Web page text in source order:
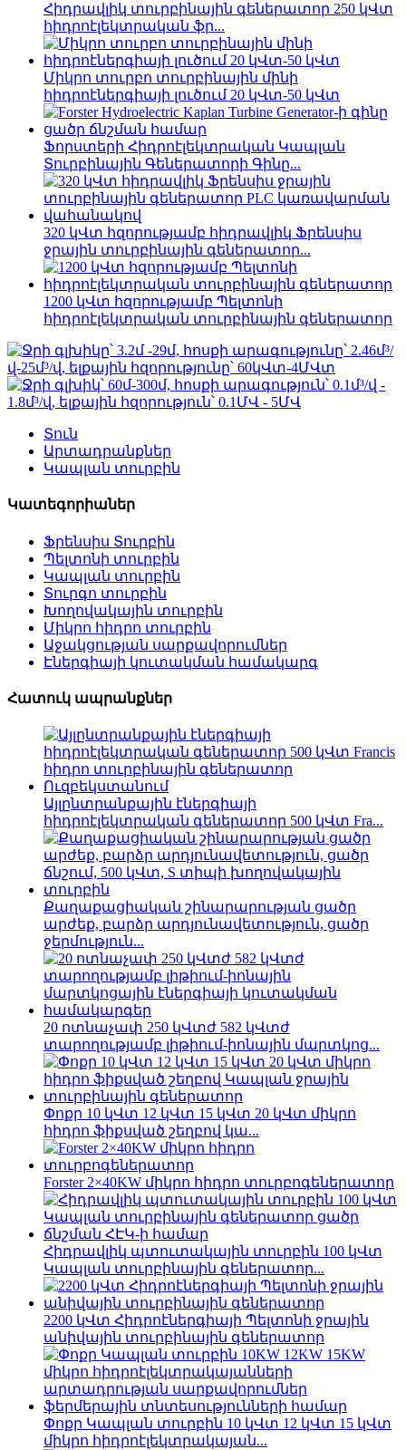
Հիդրավլիկ տուրբինային գեներատոր 250 կՎտ
հիդրոէլեկտրական ֆր...
Միկրո տուրբո տուրբինային մինի
հիդրոէներգիայի լուծում 20 կՎտ-50 կՎտ
Ֆորստերի Հիդրոէլեկտրական Կապլան
Տուրբինային Գեներատորի Գինը...
320 կՎտ հզորությամբ հիդրավլիկ Ֆրենսիս
ջրային տուրբինային գեներատոր...
1200 կՎտ հզորությամբ Պելտոնի
հիդրոէլեկտրական տուրբինային գեներատոր
Տուն
Արտադրանքներ
Կապլան տուրբին
Կատեգորիաներ
Ֆրենսիս Տուրբին
Պելտոնի տուրբին
Կապլան տուրբին
Տուրգո տուրբին
Խողովակային տուրբին
Միկրո հիդրո տուրբին
Աջակցության սարքավորումներ
Էներգիայի կուտակման համակարգ
Հատուկ ապրանքներ
Այլընտրանքային էներգիայի
հիդրոէլեկտրական գեներատոր 500 կՎտ Fra...
Քաղաքացիական շինարարության ցածր
արժեք, բարձր արդյունավետություն, ցածր
ջերմություն...
20 ոտնաչափ 250 կՎտժ 582 կՎտժ
տարողությամբ լիթիում-իոնային մարտկոց...
Փոքր 10 կՎտ 12 կՎտ 15 կՎտ 20 կՎտ միկրո
հիդրո ֆիքսված շեղբով կա...
Forster 2×40KW միկրո հիդրո տուրբոգեներատոր
Հիդրավլիկ պտուտակային տուրբին 100 կՎտ
Կապլան տուրբինային գեներատոր...
2200 կՎտ Հիդրոէներգիայի Պելտոնի ջրային
անիվային տուրբինային գեներատոր
Փոքր Կապլան տուրբին 10 կՎտ 12 կՎտ 15 կՎտ
միկրո հիդրոէլեկտրակայան...